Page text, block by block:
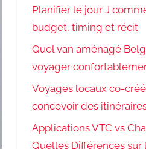
Planifier le jour J
budget, timing et récit
Quel van aménagé
voyager
Voyages locaux co-
concevoir des
Applications VTC vs
Quelles Différences sur